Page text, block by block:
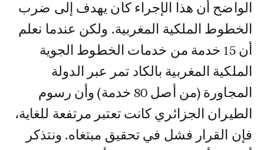
الواضح أن هذا الإجراء كان يهدف إلى ضرب
الخطوط الملكية المغربية. ولكن عندما نعلم
أن 15 خدمة من خدمات الخطوط الجوية
الملكية المغربية بالكاد تمر عبر الدولة
المجاورة (من أصل 80 خدمة) وأن رسوم
الطيران الجزائري كانت تعتبر مرتفعة للغاية،
فإن القرار فشل في تحقيق مبتغاه. ونتذكر